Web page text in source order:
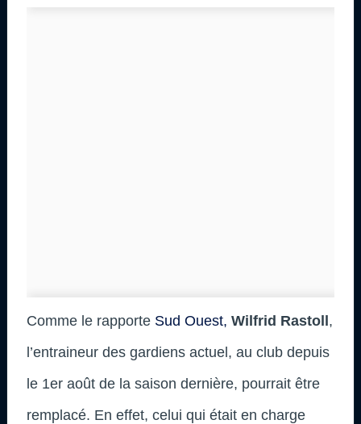
Comme le rapporte Sud Ouest, Wilfrid Rastoll,
l’entraineur des gardiens actuel, au club depuis
le 1er août de la saison dernière, pourrait être
remplacé. En effet, celui qui était en charge